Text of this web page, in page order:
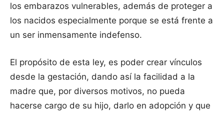
los embarazos vulnerables, además de proteger a
los nacidos especialmente porque se está frente a
un ser inmensamente indefenso.
El propósito de esta ley, es poder crear vínculos
desde la gestación, dando así la facilidad a la
madre que, por diversos motivos, no pueda
hacerse cargo de su hijo, darlo en adopción y que